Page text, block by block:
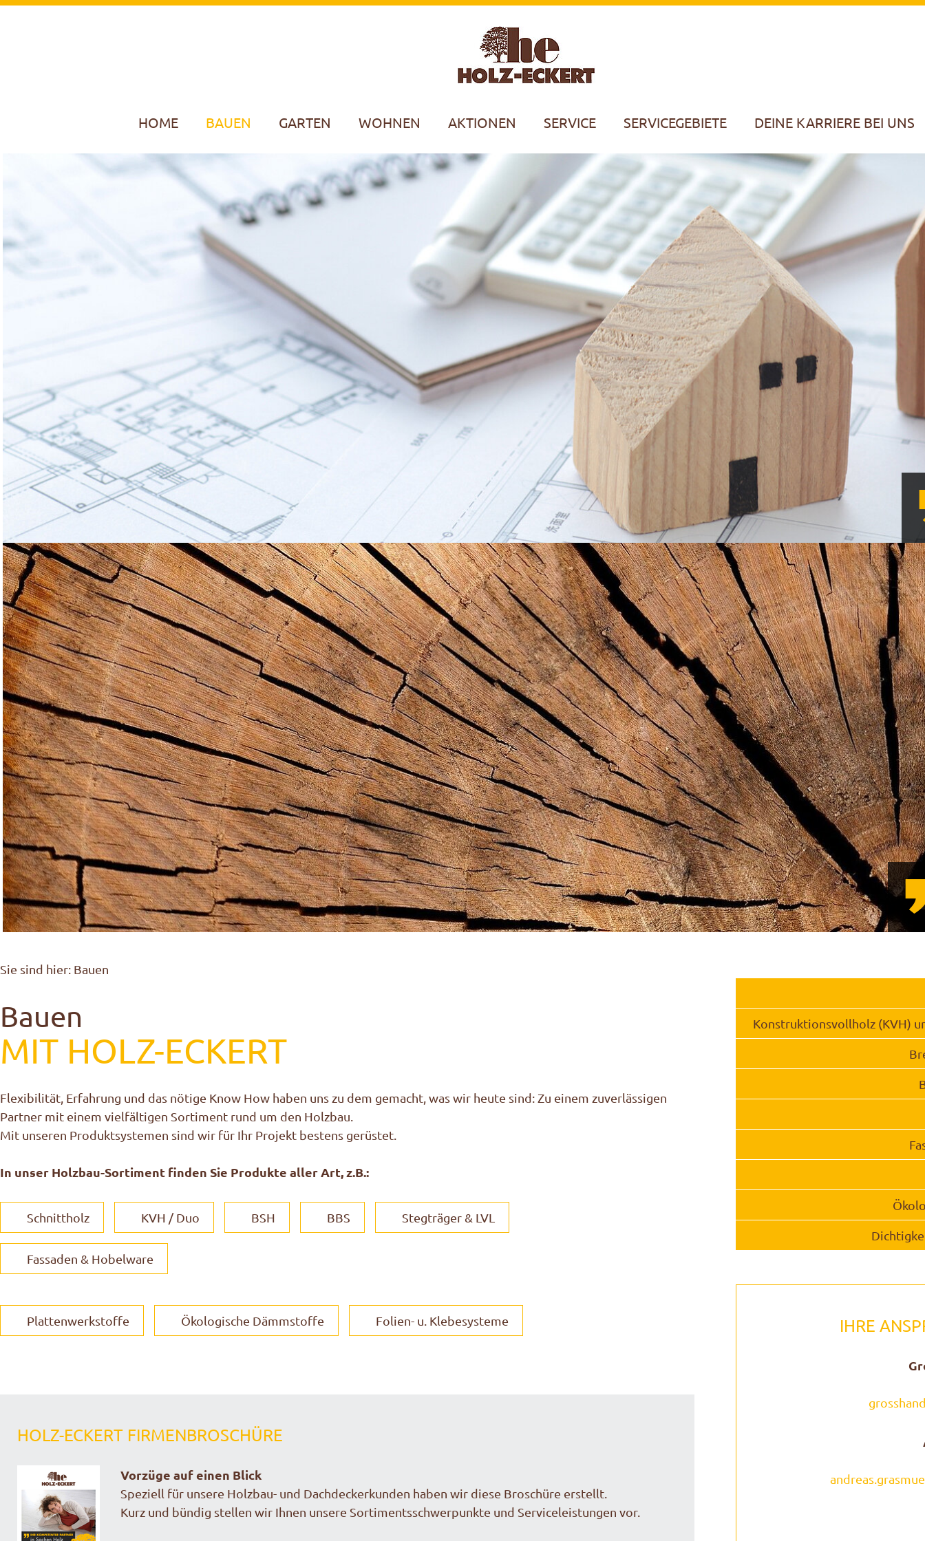
HOME BAUEN GARTEN WOHNEN AKTIONEN SERVICE SERVICEGEBIETE DEINE KARRIERE BEI UNS
Sie sind hier: Bauen
Bauen
MIT HOLZ-ECKERT
Flexibilität, Erfahrung und das nötige Know How haben uns zu dem gemacht, was wir heute sind: Zu einem zuverlässigen
Partner mit einem vielfältigen Sortiment rund um den Holzbau.
Mit unseren Produktsystemen sind wir für Ihr Projekt bestens gerüstet.
In unser Holzbau-Sortiment finden Sie Produkte aller Art, z.B.:
Schnittholz KVH / Duo BSH BBS Stegträger & LVL
Fassaden & Hobelware
Plattenwerkstoffe Ökologische Dämmstoffe Folien- u. Klebesysteme
HOLZ-ECKERT FIRMENBROSCHÜRE
Vorzüge auf einen Blick
Speziell für unsere Holzbau- und Dachdeckerkunden haben wir diese Broschüre erstellt.
Kurz und bündig stellen wir Ihnen unsere Sortimentsschwerpunkte und Serviceleistungen vor.
Konstruktionsvollholz (KVH)
IHRE